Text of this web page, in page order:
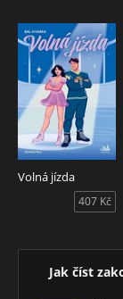
Volná jízda
407 Kč
Jak číst